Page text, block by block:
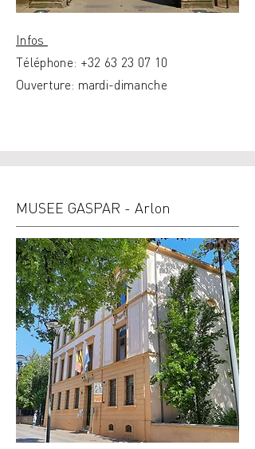
Infos
Téléphone: +32 63 23 07 10
Ouverture: mardi-dimanche
MUSEE GASPAR - Arlon